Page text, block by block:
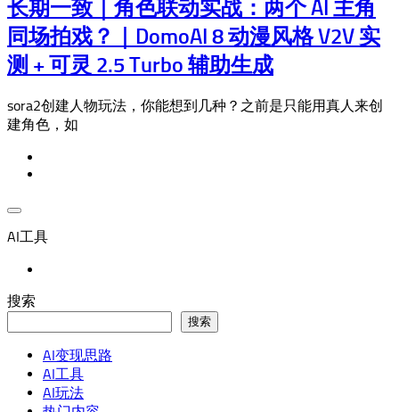
长期一致｜角色联动实战：两个 AI 主角
同场拍戏？｜DomoAI 8 动漫风格 V2V 实
测 + 可灵 2.5 Turbo 辅助生成
sora2创建人物玩法，你能想到几种？之前是只能用真人来创
建角色，如
AI工具
搜索
搜索
AI变现思路
AI工具
AI玩法